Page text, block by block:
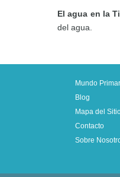
El agua en la
del agua.
Mundo
Blog
Mapa del
Contacto
Sobre